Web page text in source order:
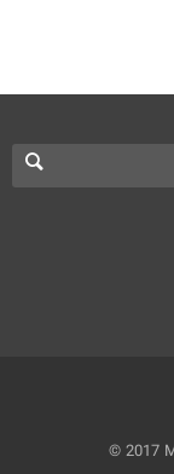
© 2017